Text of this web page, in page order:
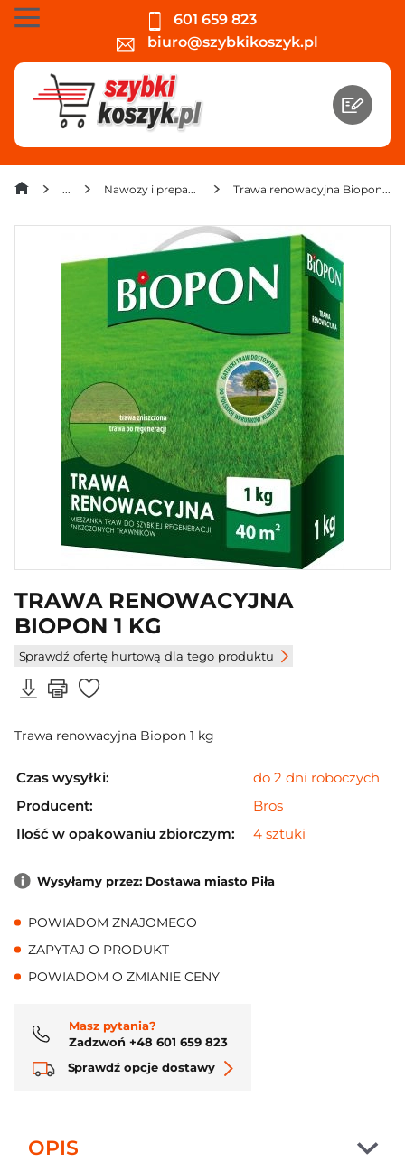
601 659 823
biuro@szybkikoszyk.pl
Nawozy i preparaty Trawa renowacyjna Biopon 1 kg
TRAWA RENOWACYJNA
BIOPON 1 KG
Sprawdź ofertę hurtową dla tego produktu
Trawa renowacyjna Biopon 1 kg
Czas wysyłki:
do 2 dni roboczych
Producent:
Bros
Ilość w opakowaniu zbiorczym:
4 sztuki
Wysyłamy przez: Dostawa miasto Piła
POWIADOM ZNAJOMEGO
ZAPYTAJ O PRODUKT
POWIADOM O ZMIANIE CENY
Masz pytania?
Zadzwoń +48 601 659 823
Sprawdź opcje dostawy
OPIS